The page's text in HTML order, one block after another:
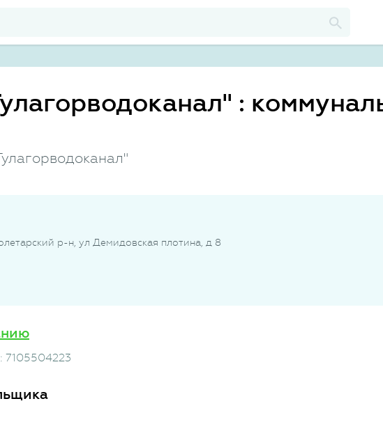
:
р-н, ул Демидовская плотина, д 8
7105504223